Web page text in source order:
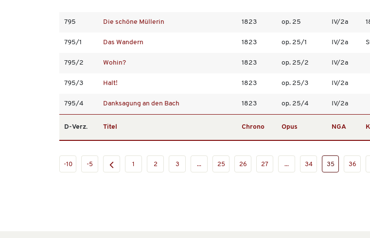
795 Die schöne Müllerin 1823 op. 25 IV/2a
795/1 Das Wandern 1823 op. 25/1 IV/2a
795/2 Wohin? 1823 op. 25/2 IV/2a
795/3 Halt! 1823 op. 25/3 IV/2a
795/4 Danksagung an den Bach 1823 op. 25/4 IV/2a
D-Verz. Titel Chrono Opus NGA
-10 -5 1 2 3 ... 25 26 27 ... 34 35 36